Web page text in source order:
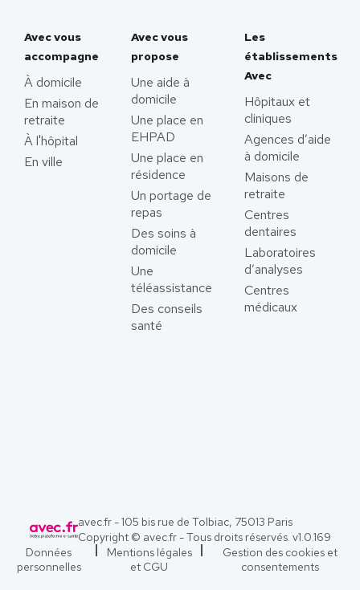
Avec vous
accompagne
À domicile
En maison de
retraite
À l'hôpital
En ville
Avec vous
propose
Une aide à
domicile
Une place en
EHPAD
Une place en
résidence
Un portage de
repas
Des soins à
domicile
Une
téléassistance
Des conseils
santé
Les
établissements
Avec
Hôpitaux et
cliniques
Agences d’aide
à domicile
Maisons de
retraite
Centres
dentaires
Laboratoires
d’analyses
Centres
médicaux
avec.fr - 105 bis rue de Tolbiac, 75013 Paris
Copyright © avec.fr - Tous droits réservés. v1.0.169
Données
personnelles
Mentions légales
et CGU
Gestion des cookies et
consentements